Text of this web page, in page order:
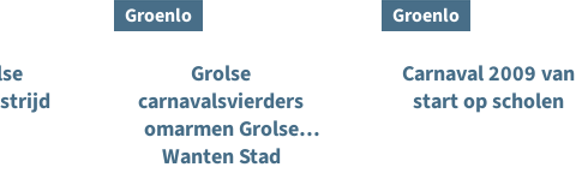
Groenlo
Grolse
carnavalsvierders
omarmen Grolse
Wanten Stad
Groenlo
Carnaval 2009 van
start op scholen